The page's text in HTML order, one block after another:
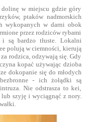
w miejscu gdzie góry
ptaków nadmorskich
wykopanych w darni obok
przez rodziców rybami
są bardzo tłuste. Lokalni
polują w ciemności, kierują
rodzica, odzywają się. Gdy
kopać używając dzioba
dokopanie się do młodych
- ich żołądki są
Nie odstrasza to kei,
lub szyję i wyciągnąć z nory.